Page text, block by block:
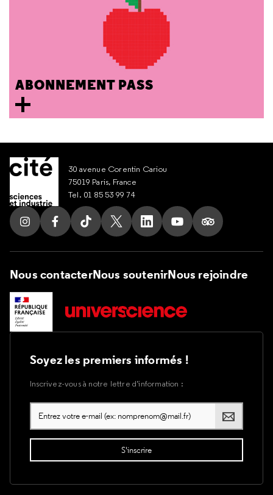
ABONNEMENT PASS
30 avenue Corentin Cariou
75019 Paris, France
Tel. 01 85 53 99 74
Suivez nous sur Instagram
Suivez nous sur Facebook
Suivez nous sur Tik Tok
Suivez nous sur X
Suivez nous sur LinkedIn
Suivez nous sur
Suivez nous
Nous contacterNous soutenirNous rejoindre
Soyez les premiers informés !
Inscrivez-vous à notre lettre d’information :